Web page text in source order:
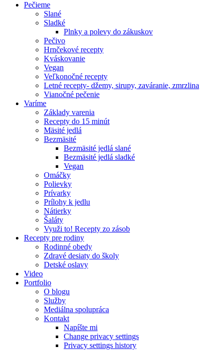
Pečieme
Slané
Sladké
Plnky a polevy do zákuskov
Pečivo
Hrnčekové recepty
Kváskovanie
Vegan
Veľkonočné recepty
Letné recepty- džemy, sirupy, zaváranie, zmrzlina
Vianočné pečenie
Varíme
Základy varenia
Recepty do 15 minút
Mäsité jedlá
Bezmäsité
Bezmäsité jedlá slané
Bezmäsité jedlá sladké
Vegan
Omáčky
Polievky
Prívarky
Prílohy k jedlu
Nátierky
Šaláty
Využi to! Recepty zo zásob
Recepty pre rodiny
Rodinné obedy
Zdravé desiaty do školy
Detské oslavy
Video
Portfolio
O blogu
Služby
Mediálna spolupráca
Kontakt
Napíšte mi
Change privacy settings
Privacy settings history